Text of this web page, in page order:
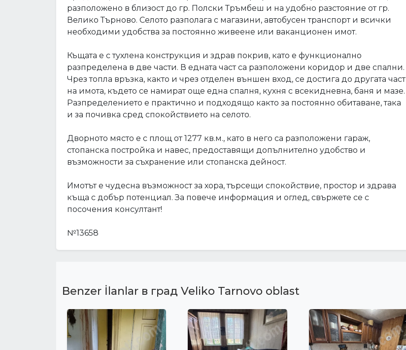
разположено в близост до гр. Полски Тръмбеш и на удобно разстояние от гр.
Велико Търново. Селото разполага с магазини, автобусен транспорт и всички
необходими удобства за постоянно живеене или ваканционен имот.
Къщата е с тухлена конструкция и здрав покрив, като е функционално
разпределена в две части. В едната част са разположени коридор и две спални.
Чрез топла връзка, както и чрез отделен външен вход, се достига до другата част
на имота, където се намират още една спалня, кухня с всекидневна, баня и мазе.
Разпределението е практично и подходящо както за постоянно обитаване, така
и за почивка сред спокойствието на селото.
Дворното място е с площ от 1277 кв.м., като в него са разположени гараж,
стопанска постройка и навес, предоставящи допълнително удобство и
възможности за съхранение или стопанска дейност.
Имотът е чудесна възможност за хора, търсещи спокойствие, простор и здрава
къща с добър потенциал. За повече информация и оглед, свържете се с
посочения консултант!
№13658
Benzer İlanlar в град Veliko Tarnovo oblast